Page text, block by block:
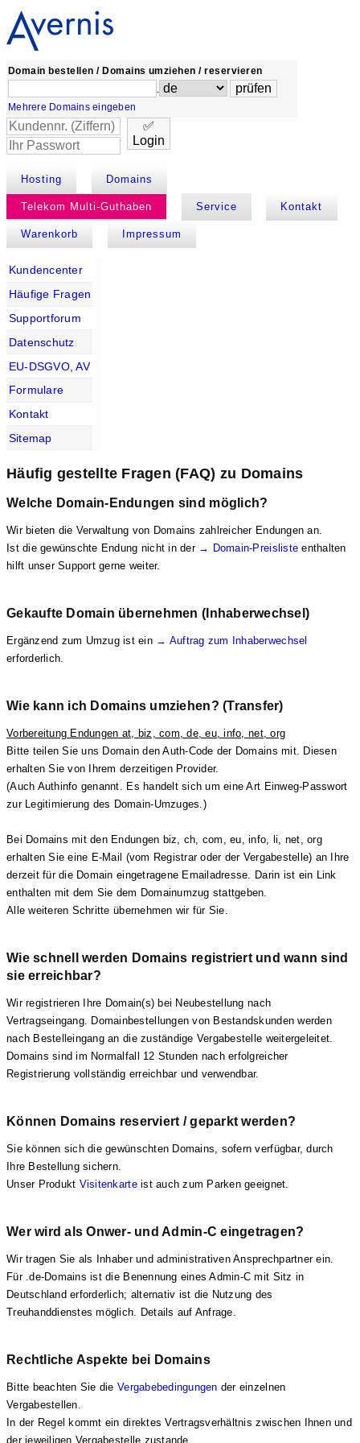
Domain bestellen / Domains umziehen / reservieren
.
Mehrere Domains eingeben
✅
Login
Hosting Domains
Telekom Multi-Guthaben Service Kontakt
Warenkorb Impressum
Kundencenter
Häufige Fragen
Supportforum
Datenschutz
EU-DSGVO, AV
Formulare
Kontakt
Sitemap
Häufig gestellte Fragen (FAQ) zu Domains
Welche Domain-Endungen sind möglich?
Wir bieten die Verwaltung von Domains zahlreicher Endungen an.
Ist die gewünschte Endung nicht in der → Domain-Preisliste enthalten
hilft unser Support gerne weiter.
Gekaufte Domain übernehmen (Inhaberwechsel)
Ergänzend zum Umzug ist ein → Auftrag zum Inhaberwechsel
erforderlich.
Wie kann ich Domains umziehen? (Transfer)
Vorbereitung Endungen at, biz, com, de, eu, info, net, org
Bitte teilen Sie uns Domain den Auth-Code der Domains mit. Diesen
erhalten Sie von Ihrem derzeitigen Provider.
(Auch Authinfo genannt. Es handelt sich um eine Art Einweg-Passwort
zur Legitimierung des Domain-Umzuges.)
Bei Domains mit den Endungen biz, ch, com, eu, info, li, net, org
erhalten Sie eine E-Mail (vom Registrar oder der Vergabestelle) an Ihre
derzeit für die Domain eingetragene Emailadresse. Darin ist ein Link
enthalten mit dem Sie dem Domainumzug stattgeben.
Alle weiteren Schritte übernehmen wir für Sie.
Wie schnell werden Domains registriert und wann sind
sie erreichbar?
Wir registrieren Ihre Domain(s) bei Neubestellung nach
Vertragseingang. Domainbestellungen von Bestandskunden werden
nach Bestelleingang an die zuständige Vergabestelle weitergeleitet.
Domains sind im Normalfall 12 Stunden nach erfolgreicher
Registrierung vollständig erreichbar und verwendbar.
Können Domains reserviert / geparkt werden?
Sie können sich die gewünschten Domains, sofern verfügbar, durch
Ihre Bestellung sichern.
Unser Produkt Visitenkarteist auch zum Parken geeignet.
Wer wird als Onwer- und Admin-C eingetragen?
Wir tragen Sie als Inhaber und administrativen Ansprechpartner ein.
Für .de-Domains ist die Benennung eines Admin-C mit Sitz in
Deutschland erforderlich; alternativ ist die Nutzung des
Treuhanddienstes möglich. Details auf Anfrage.
Rechtliche Aspekte bei Domains
Bitte beachten Sie die Vergabebedingungen der einzelnen
Vergabestellen.
In der Regel kommt ein direktes Vertragsverhältnis zwischen Ihnen und
der jeweiligen Vergabestelle zustande.